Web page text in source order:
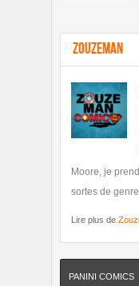
Zouzeman
Moore, je
sortes de
Lire plus de
PANINI COMICS